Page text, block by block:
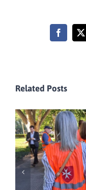
Facebook
X
Related Posts